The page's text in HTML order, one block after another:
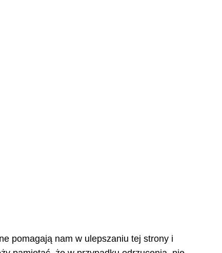
pomagają nam w ulepszaniu tej strony i